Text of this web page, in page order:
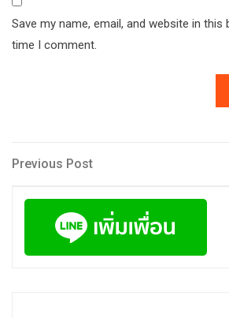
Save my name, email, and website in
time I comment.
Post
navigation
Previous
Previous Post